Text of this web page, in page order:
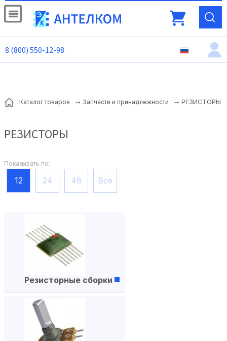
8 (800) 550-12-98
Каталог товаров Запчасти и принадлежности РЕЗИСТОРЫ
РЕЗИСТОРЫ
Показывать по:
12 24 48 Все
Резисторные сборки